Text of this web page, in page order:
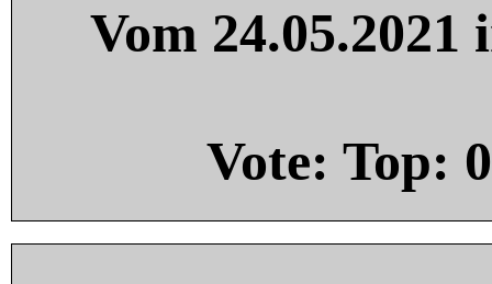
Vom
Vote: Top: 0